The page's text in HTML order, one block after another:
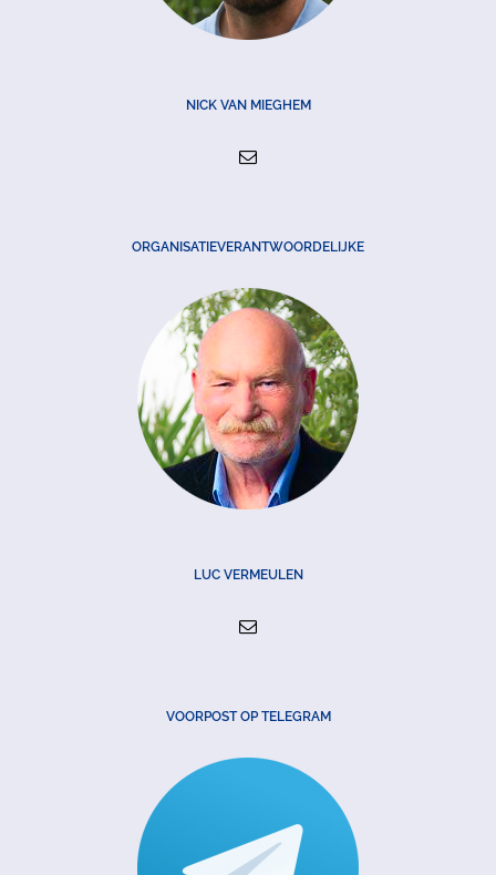
NICK VAN MIEGHEM
ORGANISATIEVERANTWOORDELIJKE
LUC VERMEULEN
VOORPOST OP TELEGRAM